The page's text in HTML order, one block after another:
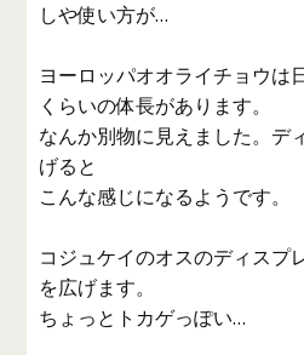
しや使い方が…
ヨーロッパオオライチョウは
くらいの体長があります。
なんか別物に見えました。デ
げると
こんな感じになるようです。
コジュケイのオスのディスプ
を広げます。
ちょっとトカゲっぽい…